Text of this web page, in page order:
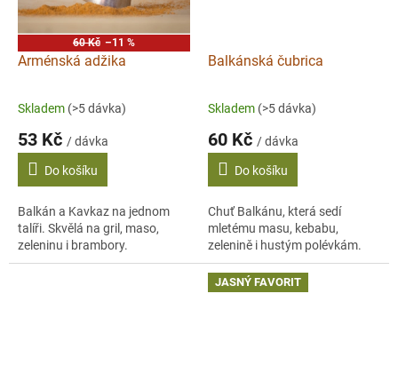
60 Kč –11 %
Arménská adžika
Skladem (>5 dávka)
53 Kč / dávka
Do košíku
Balkán a Kavkaz na jednom
talíři. Skvělá na gril, maso,
zeleninu i brambory.
Balkánská čubrica
Skladem (>5 dávka)
60 Kč / dávka
Do košíku
Chuť Balkánu, která sedí
mletému masu, kebabu,
zelenině i hustým polévkám.
JASNÝ FAVORIT